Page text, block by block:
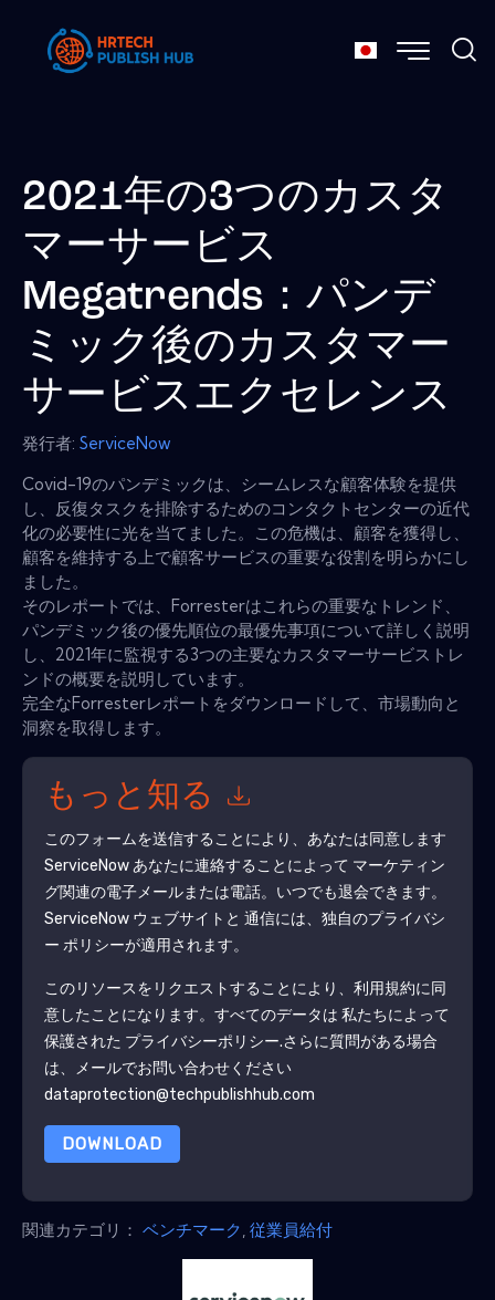
2021年の3つのカスタ
マーサービス
Megatrends：パンデ
ミック後のカスタマー
サービスエクセレンス
発行者: ServiceNow
Covid-19のパンデミックは、シームレスな顧客体験を提供
し、反復タスクを排除するためのコンタクトセンターの近代
化の必要性に光を当てました。この危機は、顧客を獲得し、
顧客を維持する上で顧客サービスの重要な役割を明らかにし
ました。
そのレポートでは、Forresterはこれらの重要なトレンド、
パンデミック後の優先順位の最優先事項について詳しく説明
し、2021年に監視する3つの主要なカスタマーサービストレ
ンドの概要を説明しています。
完全なForresterレポートをダウンロードして、市場動向と
洞察を取得します。
もっと知る
このフォームを送信することにより、あなたは同意します
ServiceNowあなたに連絡することによって マーケティン
グ関連の電子メールまたは電話。いつでも退会できます。
ServiceNowウェブサイトと 通信には、独自のプライバシ
ー ポリシーが適用されます。
このリソースをリクエストすることにより、利用規約に同
意したことになります。すべてのデータは 私たちによって
保護された プライバシーポリシー.さらに質問がある場合
は、メールでお問い合わせください
dataprotection@techpublishhub.com
DOWNLOAD
関連カテゴリ： ベンチマーク 従業員給付